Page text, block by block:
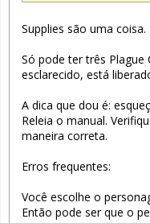
Supplies são uma
Só pode ter três Plague
esclarecido, está
A dica que dou é:
Releia o manual.
maneira correta.
Erros frequentes:
Você escolhe o
Então pode ser que o